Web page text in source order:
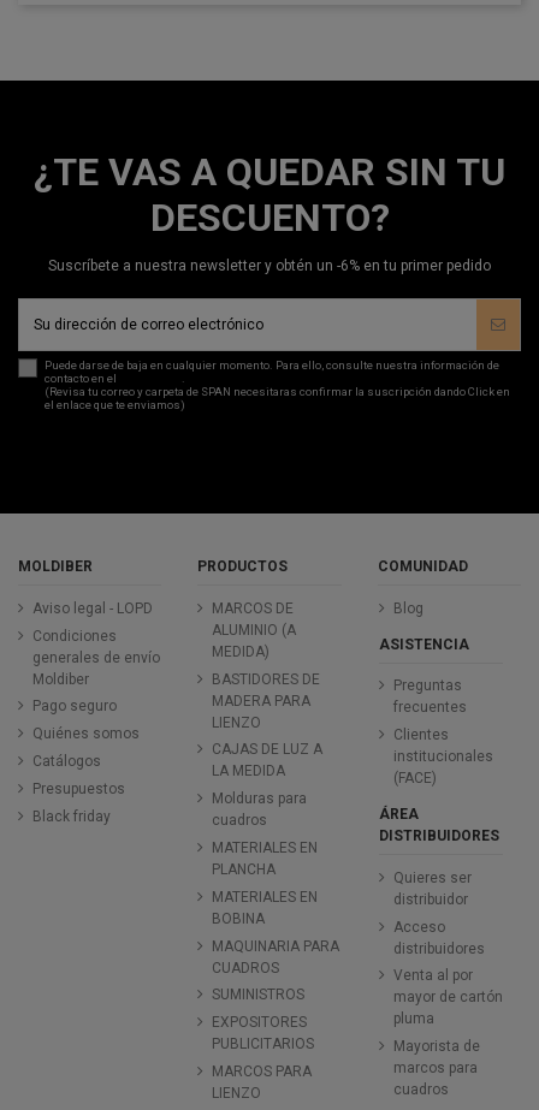
¿TE VAS A QUEDAR SIN TU
DESCUENTO?
Suscríbete a nuestra newsletter y obtén un -6% en tu primer pedido
Puede darse de baja en cualquier momento. Para ello, consulte nuestra información de
contacto en el
(Revisa tu correo y carpeta de SPAN necesitaras confirmar la suscripción dando Click en
el enlace que te enviamos)
MOLDIBER
Aviso legal - LOPD
Condiciones
generales de envío
Moldiber
Pago seguro
Quiénes somos
Catálogos
Presupuestos
Black friday
PRODUCTOS
MARCOS DE
ALUMINIO (A
MEDIDA)
BASTIDORES DE
MADERA PARA
LIENZO
CAJAS DE LUZ A
LA MEDIDA
Molduras para
cuadros
MATERIALES EN
PLANCHA
MATERIALES EN
BOBINA
MAQUINARIA PARA
CUADROS
SUMINISTROS
EXPOSITORES
PUBLICITARIOS
MARCOS PARA
LIENZO
COMUNIDAD
Blog
ASISTENCIA
Preguntas
frecuentes
Clientes
institucionales
(FACE)
ÁREA
DISTRIBUIDORES
Quieres ser
distribuidor
Acceso
distribuidores
Venta al por
mayor de cartón
pluma
Mayorista de
marcos para
cuadros